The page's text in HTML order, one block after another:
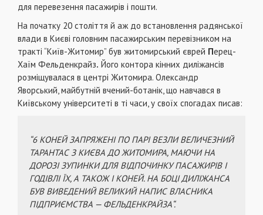
для перевезення пасажирів і пошти.
На початку 20 століття й аж до встановлення радянської
влади в Києві головним пасажирським перевізником на
тракті “Київ-Житомир” був житомирський єврей Перец-
Хаїм Фельденкрайз. Його контора кінних диліжансів
розміщувалася в центрі Житомира. Олександр
Яворський, майбутній вчений-ботанік, що навчався в
Київському університеті в ті часи, у своїх спогадах писав:
“6 КОНЕЙ ЗАПРЯЖЕНІ ПО ПАРІ ВЕЗЛИ ВЕЛИЧЕЗНИЙ
ТАРАНТАС З КИЄВА ДО ЖИТОМИРА, МАЮЧИ НА
ДОРОЗІ ЗУПИНКИ ДЛЯ ВІДПОЧИНКУ ПАСАЖИРІВ І
ГОДІВЛІ ЇХ, А ТАКОЖ І КОНЕЙ. НА БОЦІ ДИЛІЖАНСА
БУВ ВИВЕДЕНИЙ ВЕЛИКИЙ НАПИС ВЛАСНИКА
ПІДПРИЄМСТВА — ФЕЛЬДЕНКРАЙЗА.